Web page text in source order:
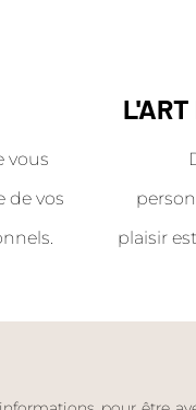
vous
de vos
L'ART
plaisir